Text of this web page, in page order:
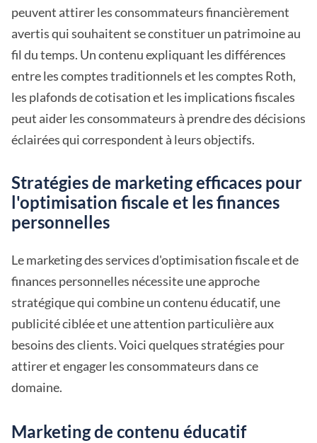
peuvent attirer les consommateurs financièrement
avertis qui souhaitent se constituer un patrimoine au
fil du temps. Un contenu expliquant les différences
entre les comptes traditionnels et les comptes Roth,
les plafonds de cotisation et les implications fiscales
peut aider les consommateurs à prendre des décisions
éclairées qui correspondent à leurs objectifs.
Stratégies de marketing efficaces pour
l'optimisation fiscale et les finances
personnelles
Le marketing des services d'optimisation fiscale et de
finances personnelles nécessite une approche
stratégique qui combine un contenu éducatif, une
publicité ciblée et une attention particulière aux
besoins des clients. Voici quelques stratégies pour
attirer et engager les consommateurs dans ce
domaine.
Marketing de contenu éducatif